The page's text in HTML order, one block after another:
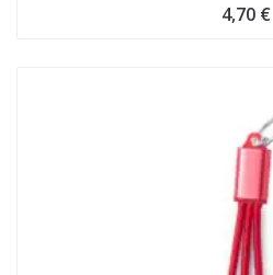
4,70 €